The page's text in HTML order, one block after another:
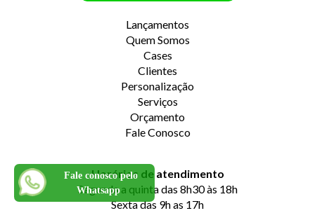
Lançamentos
Quem Somos
Cases
Clientes
Personalização
Serviços
Orçamento
Fale Conosco
Horários de atendimento
Segunda a quinta das 8h30 às 18h
Sexta das 9h as 17h
Fale conosco pelo
Whatsapp